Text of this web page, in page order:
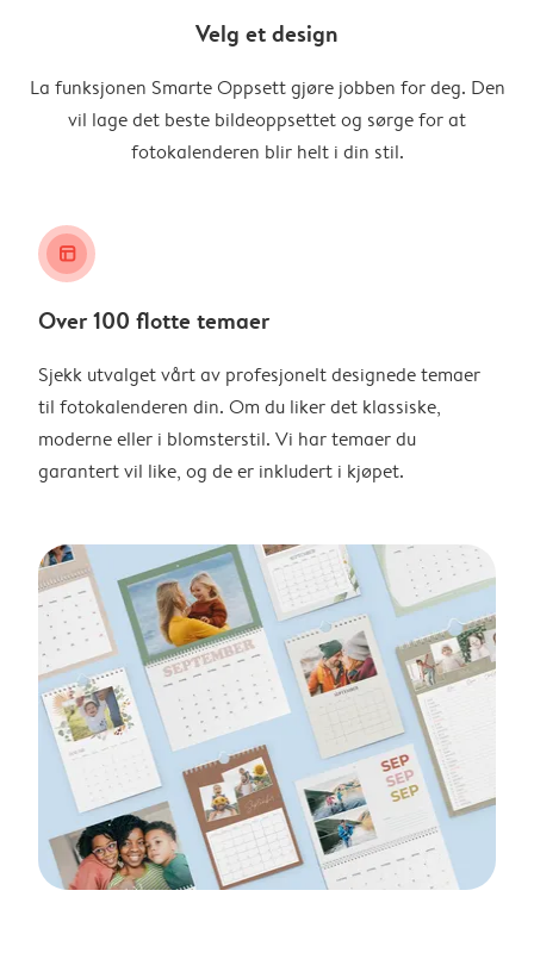
Velg et design
La funksjonen Smarte Oppsett gjøre jobben for deg. Den
vil lage det beste bildeoppsettet og sørge for at
fotokalenderen blir helt i din stil.
layout_alt
Over 100 flotte temaer
Sjekk utvalget vårt av profesjonelt designede temaer
til fotokalenderen din. Om du liker det klassiske,
moderne eller i blomsterstil. Vi har temaer du
garantert vil like, og de er inkludert i kjøpet.